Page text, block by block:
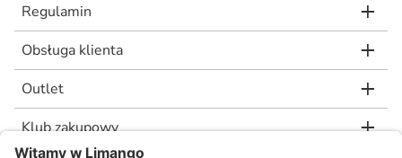
Regulamin
Obsługa klienta
Outlet
Klub zakupowy